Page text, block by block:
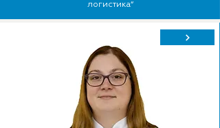
логистика“